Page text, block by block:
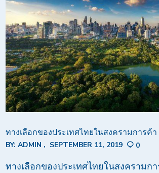
ทางเลือกของประเทศไทยในสงครามการค้า
BY:ADMIN SEPTEMBER 11, 2019 0
ทางเลือกของประเทศไทยในสงคราม